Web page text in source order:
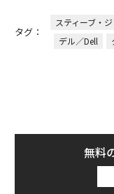
タグ：
スティーブ・
デル／Dell
無料